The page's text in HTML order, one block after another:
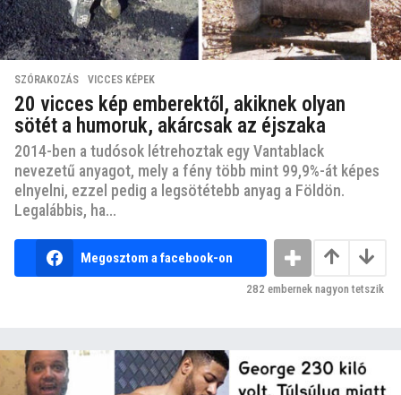
SZÓRAKOZÁS ,VICCES KÉPEK
20 vicces kép emberektől, akiknek olyan
sötét a humoruk, akárcsak az éjszaka
2014-ben a tudósok létrehoztak egy Vantablack
nevezetű anyagot, mely a fény több mint 99,9%-át képes
elnyelni, ezzel pedig a legsötétebb anyag a Földön.
Legalábbis, ha...
Megosztom a facebook-on
282 embernek nagyon tetszik